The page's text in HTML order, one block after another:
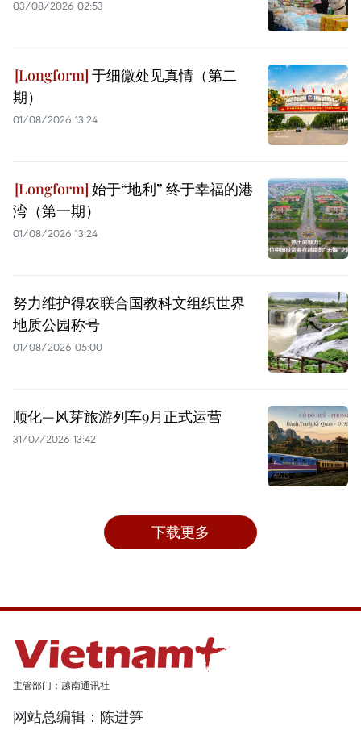
03/08/2026 02:53
于细微处见真情（第二
期）
01/08/2026 13:24
始于“地利” 终于幸福的港
湾（第一期）
01/08/2026 13:24
努力维护得农联合国教科文组织世界
地质公园称号
01/08/2026 05:00
顺化—风芽旅游列车9月正式运营
31/07/2026 13:42
下载更多
主管部门：越南通讯社
网站总编辑：陈进笋